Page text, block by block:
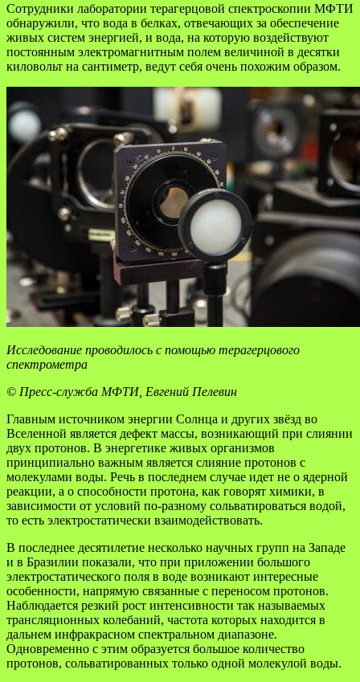
Сотрудники лаборатории терагерцовой спектроскопии МФТИ
обнаружили, что вода в белках, отвечающих за обеспечение
живых систем энергией, и вода, на которую воздействуют
постоянным электромагнитным полем величиной в десятки
киловольт на сантиметр, ведут себя очень похожим образом.
Исследование проводилось с помощью терагерцового
спектрометра
© Пресс-служба МФТИ, Евгений Пелевин
Главным источником энергии Солнца и других звёзд во
Вселенной является дефект массы, возникающий при слиянии
двух протонов. В энергетике живых организмов
принципиально важным является слияние протонов с
молекулами воды. Речь в последнем случае идет не о ядерной
реакции, а о способности протона, как говорят химики, в
зависимости от условий по-разному сольватироваться водой,
то есть электростатически взаимодействовать.
В последнее десятилетие несколько научных групп на Западе
и в Бразилии показали, что при приложении большого
электростатического поля в воде возникают интересные
особенности, напрямую связанные с переносом протонов.
Наблюдается резкий рост интенсивности так называемых
трансляционных колебаний, частота которых находится в
дальнем инфракрасном спектральном диапазоне.
Одновременно с этим образуется большое количество
протонов, сольватированных только одной молекулой воды.